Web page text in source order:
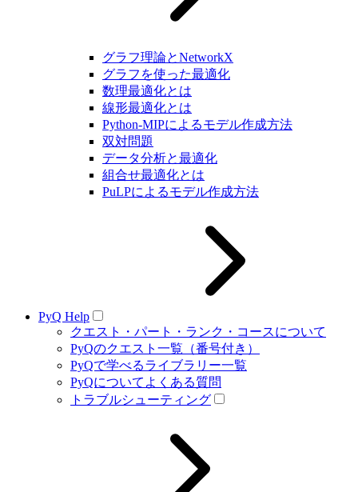
グラフ理論とNetworkX
グラフを使った最適化
数理最適化とは
線形最適化とは
Python-MIPによるモデル作成方法
双対問題
データ分析と最適化
組合せ最適化とは
PuLPによるモデル作成方法
PyQ Help
クエスト・パート・ランク・コースについて
PyQのクエスト一覧（番号付き）
PyQで学べるライブラリー一覧
PyQについてよくある質問
トラブルシューティング